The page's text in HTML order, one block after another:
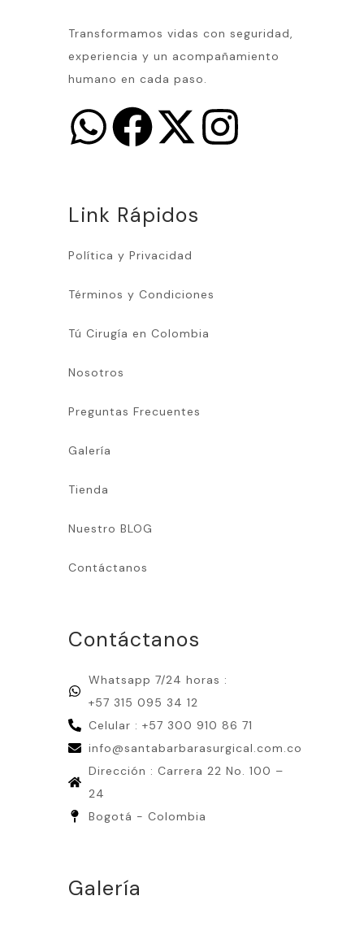
Transformamos vidas con seguridad,
experiencia y un acompañamiento
humano en cada paso.
Link Rápidos
Política y Privacidad
Términos y Condiciones
Tú Cirugía en Colombia
Nosotros
Preguntas Frecuentes
Galería
Tienda
Nuestro BLOG
Contáctanos
Contáctanos
Whatsapp 7/24 horas :
+57 315 095 34 12
Celular : +57 300 910 86 71
info@santabarbarasurgical.com.co
Dirección : Carrera 22 No. 100 –
24
Bogotá - Colombia
Galería